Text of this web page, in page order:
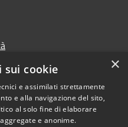
trasparente
Copyright © 2026 • Comune di
×
sui cookie
e assimilati strettamente
e alla navigazione del sito,
al solo fine di elaborare
e anonime.